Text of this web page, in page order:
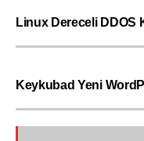
Linux Dereceli DDOS
Keykubad Yeni